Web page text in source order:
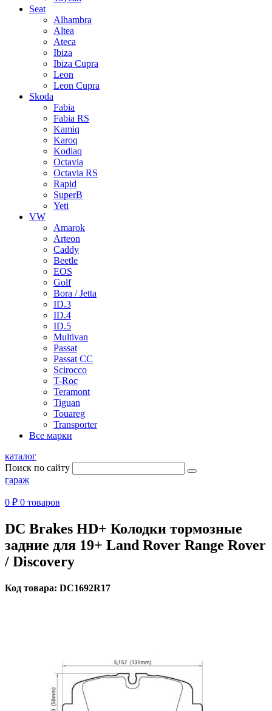
Seat
Alhambra
Altea
Ateca
Ibiza
Ibiza Cupra
Leon
Leon Cupra
Skoda
Fabia
Fabia RS
Kamiq
Karoq
Kodiaq
Octavia
Octavia RS
Rapid
SuperB
Yeti
VW
Amarok
Arteon
Caddy
Beetle
EOS
Golf
Bora / Jetta
ID.3
ID.4
ID.5
Multivan
Passat
Passat CC
Scirocco
T-Roc
Teramont
Tiguan
Touareg
Transporter
Все марки
каталог
Поиск по сайту
гараж
0 ₽ 0 товаров
DC Brakes HD+ Колодки тормозные
задние для 19+ Land Rover Range Rover
/ Discovery
Код товара: DC1692R17